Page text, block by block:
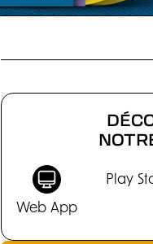
CHRONIQUES
Web App
Play